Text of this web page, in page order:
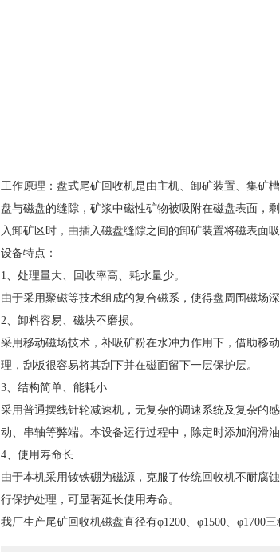
工作原理： 盘式尾矿回收机是由主机、卸矿装置、集矿
盘与磁盘的缝隙，矿浆中磁性矿物被吸附在磁盘表面，
入卸矿区时，由插入磁盘缝隙之间的卸矿装置将磁表面
设备特点 ：
1、处理量大、回收率高、耗水量少。
由于采用聚磁等技术组成的复合磁系，使得盘周围磁场
2、卸料容易、磁块不磨损。
采用移动磁场技术，补吸矿粉在水冲力作用下，借助移
理，刮板很容易将其刮下并在磁面留下一层保护层。
3、结构简单、能耗小
采用普通摆线针轮减速机，无复杂的调速系统及复杂的
动、串轴等弊端。本设备运行过程中，除定时添加润滑
4、使用寿命长
由于本机采用钕铁硼为磁源，克服了传统回收机不耐腐
行保护处理，可显著延长使用寿命。
我厂生产尾矿回收机磁盘直径有φ1200、φ1500、φ1700